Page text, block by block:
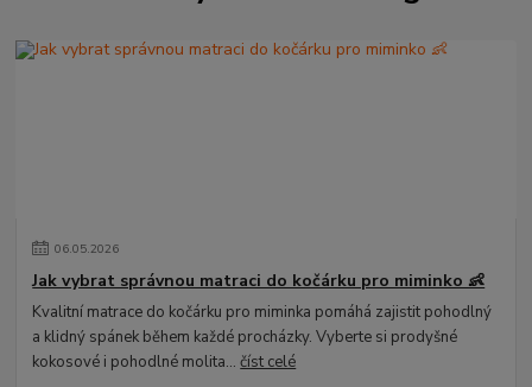
06.05.2026
Jak vybrat správnou matraci do kočárku pro miminko 👶
Kvalitní matrace do kočárku pro miminka pomáhá zajistit pohodlný
a klidný spánek během každé procházky. Vyberte si prodyšné
kokosové i pohodlné molita...číst celé